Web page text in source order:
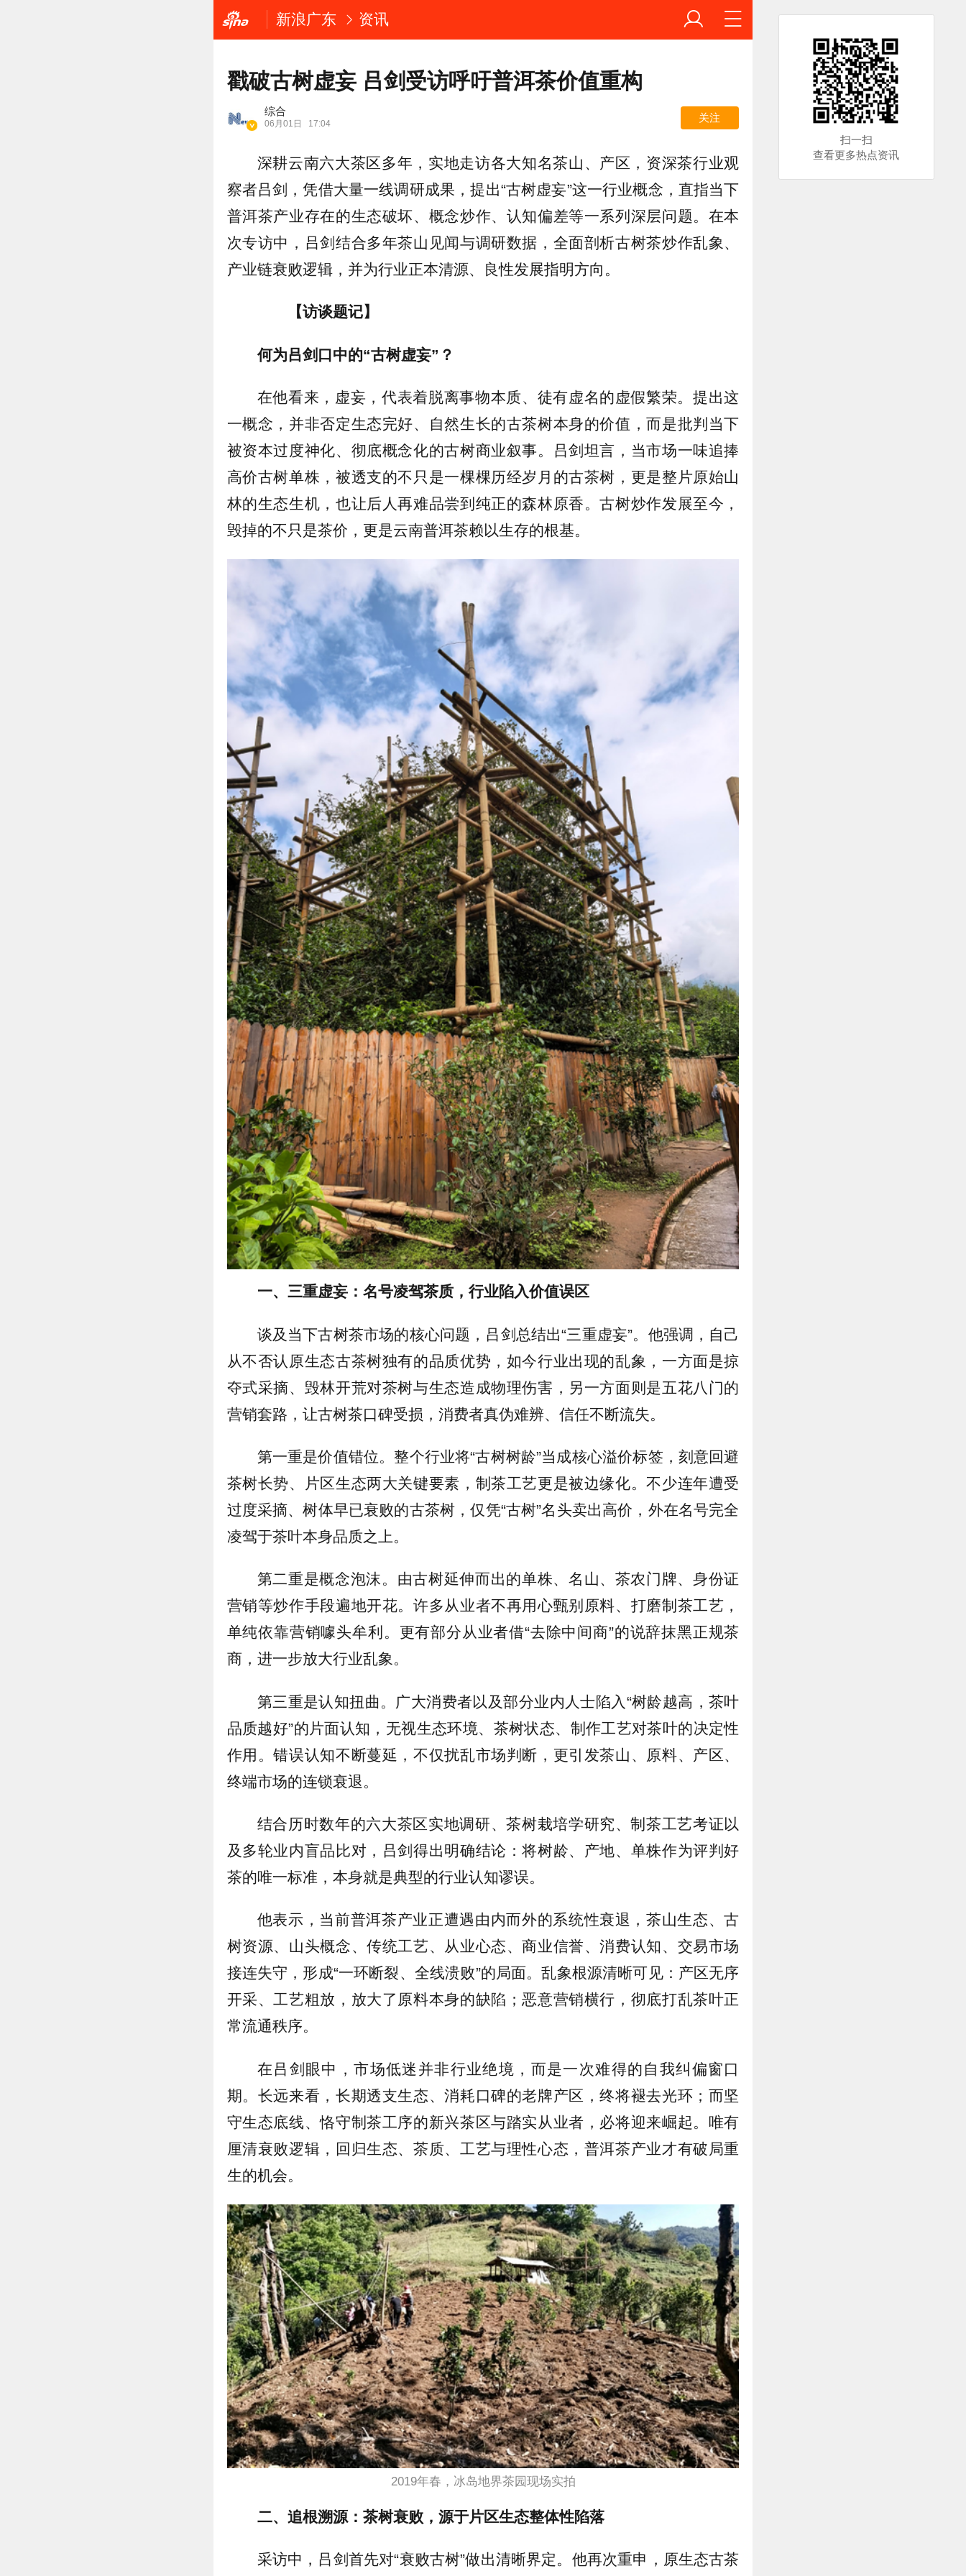
新浪广东 资讯
戳破古树虚妄 吕剑受访呼吁普洱茶价值重构
综合
06月01日 17:04
关注
深耕云南六大茶区多年，实地走访各大知名茶山、产区，资深茶行业观
察者吕剑，凭借大量一线调研成果，提出“古树虚妄”这一行业概念，直指当下
普洱茶产业存在的生态破坏、概念炒作、认知偏差等一系列深层问题。在本
次专访中，吕剑结合多年茶山见闻与调研数据，全面剖析古树茶炒作乱象、
产业链衰败逻辑，并为行业正本清源、良性发展指明方向。
【访谈题记】
何为吕剑口中的“古树虚妄”？
在他看来，虚妄，代表着脱离事物本质、徒有虚名的虚假繁荣。提出这
一概念，并非否定生态完好、自然生长的古茶树本身的价值，而是批判当下
被资本过度神化、彻底概念化的古树商业叙事。吕剑坦言，当市场一味追捧
高价古树单株，被透支的不只是一棵棵历经岁月的古茶树，更是整片原始山
林的生态生机，也让后人再难品尝到纯正的森林原香。古树炒作发展至今，
毁掉的不只是茶价，更是云南普洱茶赖以生存的根基。
一、三重虚妄：名号凌驾茶质，行业陷入价值误区
谈及当下古树茶市场的核心问题，吕剑总结出“三重虚妄”。他强调，自己
从不否认原生态古茶树独有的品质优势，如今行业出现的乱象，一方面是掠
夺式采摘、毁林开荒对茶树与生态造成物理伤害，另一方面则是五花八门的
营销套路，让古树茶口碑受损，消费者真伪难辨、信任不断流失。
第一重是价值错位。整个行业将“古树树龄”当成核心溢价标签，刻意回避
茶树长势、片区生态两大关键要素，制茶工艺更是被边缘化。不少连年遭受
过度采摘、树体早已衰败的古茶树，仅凭“古树”名头卖出高价，外在名号完全
凌驾于茶叶本身品质之上。
第二重是概念泡沫。由古树延伸而出的单株、名山、茶农门牌、身份证
营销等炒作手段遍地开花。许多从业者不再用心甄别原料、打磨制茶工艺，
单纯依靠营销噱头牟利。更有部分从业者借“去除中间商”的说辞抹黑正规茶
商，进一步放大行业乱象。
第三重是认知扭曲。广大消费者以及部分业内人士陷入“树龄越高，茶叶
品质越好”的片面认知，无视生态环境、茶树状态、制作工艺对茶叶的决定性
作用。错误认知不断蔓延，不仅扰乱市场判断，更引发茶山、原料、产区、
终端市场的连锁衰退。
结合历时数年的六大茶区实地调研、茶树栽培学研究、制茶工艺考证以
及多轮业内盲品比对，吕剑得出明确结论：将树龄、产地、单株作为评判好
茶的唯一标准，本身就是典型的行业认知谬误。
他表示，当前普洱茶产业正遭遇由内而外的系统性衰退，茶山生态、古
树资源、山头概念、传统工艺、从业心态、商业信誉、消费认知、交易市场
接连失守，形成“一环断裂、全线溃败”的局面。乱象根源清晰可见：产区无序
开采、工艺粗放，放大了原料本身的缺陷；恶意营销横行，彻底打乱茶叶正
常流通秩序。
在吕剑眼中，市场低迷并非行业绝境，而是一次难得的自我纠偏窗口
期。长远来看，长期透支生态、消耗口碑的老牌产区，终将褪去光环；而坚
守生态底线、恪守制茶工序的新兴茶区与踏实从业者，必将迎来崛起。唯有
厘清衰败逻辑，回归生态、茶质、工艺与理性心态，普洱茶产业才有破局重
生的机会。
2019年春，冰岛地界茶园现场实拍
二、追根溯源：茶树衰败，源于片区生态整体性陷落
采访中，吕剑首先对“衰败古树”做出清晰界定。他再次重申，原生态古茶
扫一扫
查看更多热点资讯